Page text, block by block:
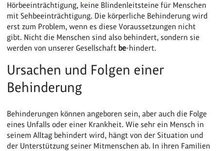
Hörbeeinträchtigung, keine Blindenleitsteine für Menschen
mit Sehbeeinträchtigung. Die körperliche Behinderung wird
erst zum Problem, wenn es diese Voraussetzungen nicht
gibt. Nicht die Menschen sind also behindert, sondern sie
werden von unserer Gesellschaft be-hindert.
Ursachen und Folgen einer
Behinderung
Behinderungen können angeboren sein, aber auch die Folge
eines Unfalls oder einer Krankheit. Wie sehr ein Mensch in
seinem Alltag behindert wird, hängt von der Situation und
der Unterstützung seiner Mitmenschen ab. In ihren Familien